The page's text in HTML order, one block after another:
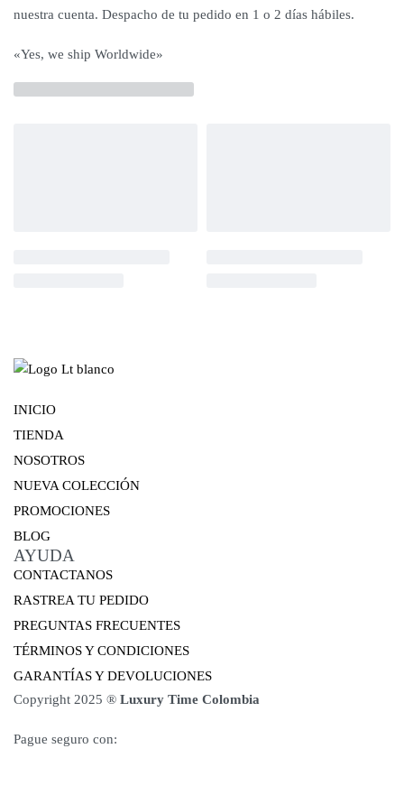
nuestra cuenta. Despacho de tu pedido en 1 o 2 días hábiles.
«Yes, we ship Worldwide»
INICIO
TIENDA
NOSOTROS
NUEVA COLECCIÓN
PROMOCIONES
BLOG
AYUDA
CONTACTANOS
RASTREA TU PEDIDO
PREGUNTAS FRECUENTES
TÉRMINOS Y CONDICIONES
GARANTÍAS Y DEVOLUCIONES
Copyright 2025 ® Luxury Time Colombia
Pague seguro con: